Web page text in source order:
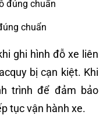
chuẩn
ghi hình đỗ xe liên
bị cạn kiệt. Khi
trình để đảm bảo
tục vận hành xe.